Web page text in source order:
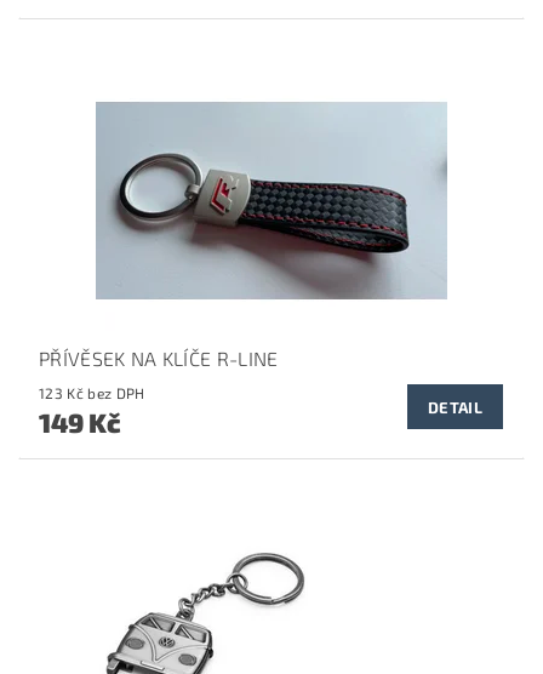
PŘÍVĚSEK NA KLÍČE R-LINE
123 Kč bez DPH
149 Kč DETAIL